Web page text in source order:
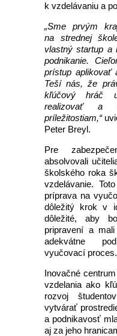
k vzdelávaniu a
„Sme prvým
na strednej
vlastný startup a
podnikanie.
prístup aplikovať
Teší nás, že
kľúčový hráč
realizovať a
príležitostiam,“
Peter Breyl.
Pre
absolvovali
školského roka
vzdelávanie.
príprava na
dôležitý krok v
dôležité, aby
pripravení a
adekvátne
vyučovací proces.
Inovačné
vzdelania ako
rozvoj
vytvárať
a podnikavosť
aj za jeho